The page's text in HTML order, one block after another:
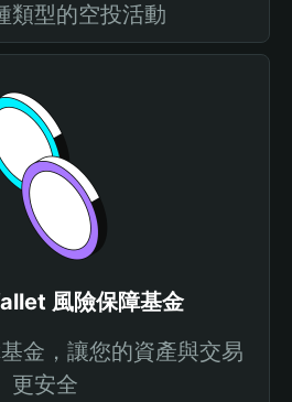
類型的空投活動
風險保障基金
金，讓您的資產與交易
更安全